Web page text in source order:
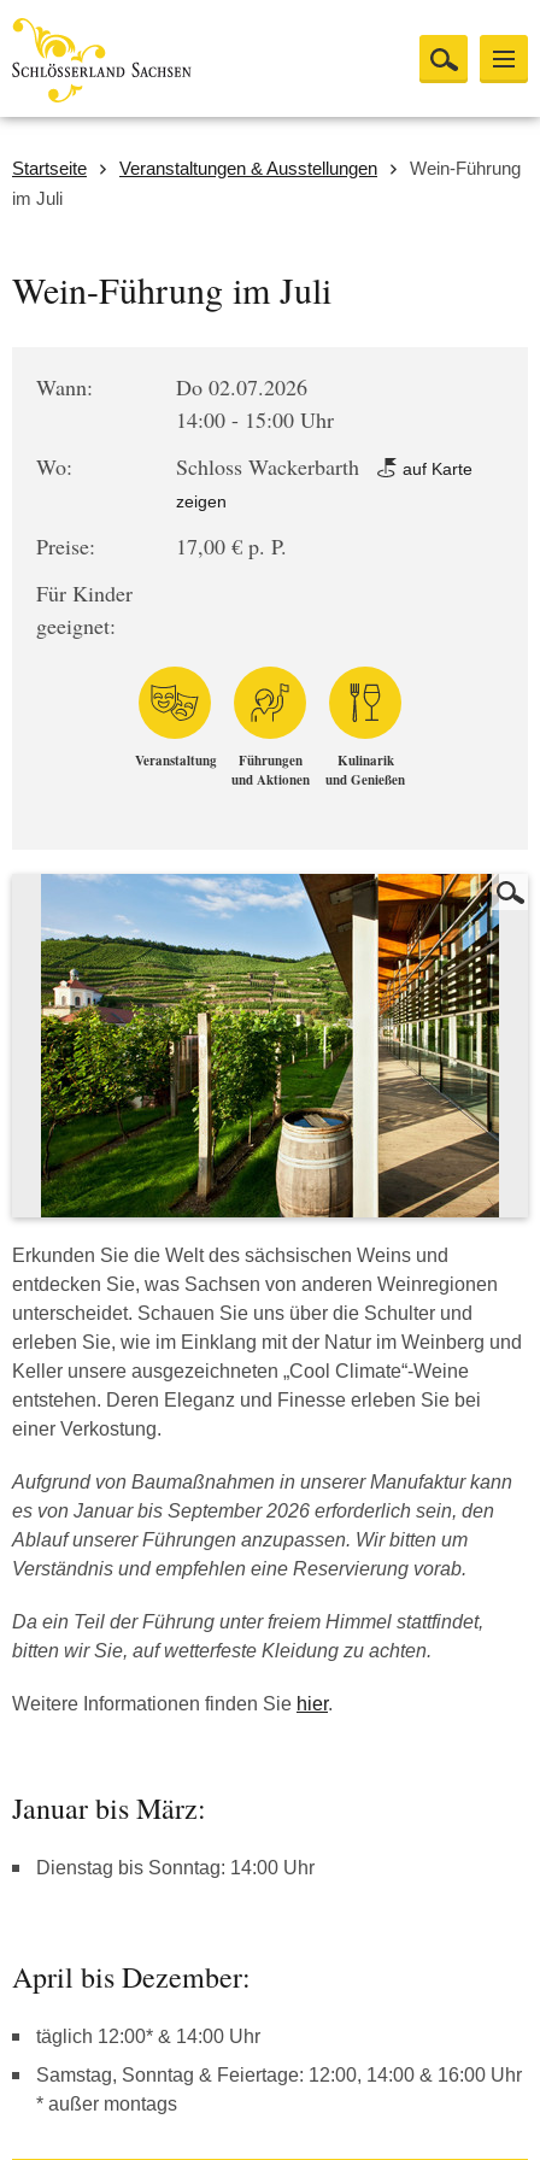
Startseite Veranstaltungen & Ausstellungen
Wein-Führung
im Juli
Wein-Führung im Juli
Wann:
Do 02.07.2026
14:00 - 15:00 Uhr
Wo:
Schloss Wackerbarth
auf Karte
zeigen
Preise:
17,00 € p. P.
Für Kinder
geeignet:
Veranstaltung
Führungen
und Aktionen
Kulinarik
und Genießen
Erkunden Sie die Welt des sächsischen Weins und
entdecken Sie, was Sachsen von anderen Weinregionen
unterscheidet. Schauen Sie uns über die Schulter und
erleben Sie, wie im Einklang mit der Natur im Weinberg und
Keller unsere ausgezeichneten „Cool Climate“-Weine
entstehen. Deren Eleganz und Finesse erleben Sie bei
einer Verkostung.
Aufgrund von Baumaßnahmen in unserer Manufaktur kann
es von Januar bis September 2026 erforderlich sein, den
Ablauf unserer Führungen anzupassen. Wir bitten um
Verständnis und empfehlen eine Reservierung vorab.
Da ein Teil der Führung unter freiem Himmel stattfindet,
bitten wir Sie, auf wetterfeste Kleidung zu achten.
Weitere Informationen finden Sie hier.
Januar bis März:
Dienstag bis Sonntag: 14:00 Uhr
April bis Dezember:
täglich 12:00* & 14:00 Uhr
Samstag, Sonntag & Feiertage: 12:00, 14:00 & 16:00 Uhr
* außer montags